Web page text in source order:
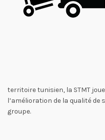
territoire tunisien, la STMT
l’amélioration de la qualité de
groupe.